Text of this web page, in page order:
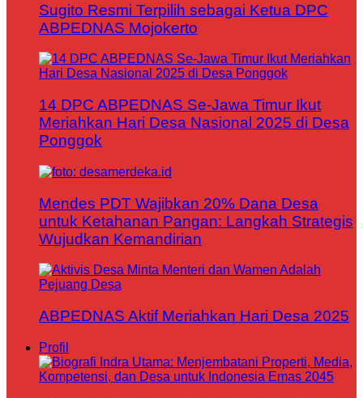
Sugito Resmi Terpilih sebagai Ketua DPC
ABPEDNAS Mojokerto
14 DPC ABPEDNAS Se-Jawa Timur Ikut
Meriahkan Hari Desa Nasional 2025 di Desa
Ponggok
Mendes PDT Wajibkan 20% Dana Desa
untuk Ketahanan Pangan: Langkah Strategis
Wujudkan Kemandirian
ABPEDNAS Aktif Meriahkan Hari Desa 2025
Profil